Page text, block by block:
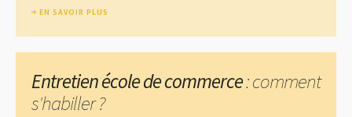
EN SAVOIR PLUS
Entretien école de commerce: comment
s'habiller ?